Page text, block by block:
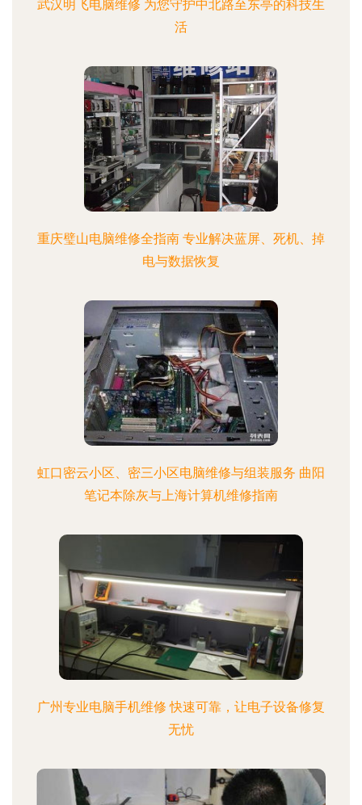
武汉明飞电脑维修 为您守护中北路至东亭的科技生
活
重庆璧山电脑维修全指南 专业解决蓝屏、死机、掉
电与数据恢复
虹口密云小区、密三小区电脑维修与组装服务 曲阳
笔记本除灰与上海计算机维修指南
广州专业电脑手机维修 快速可靠，让电子设备修复
无忧